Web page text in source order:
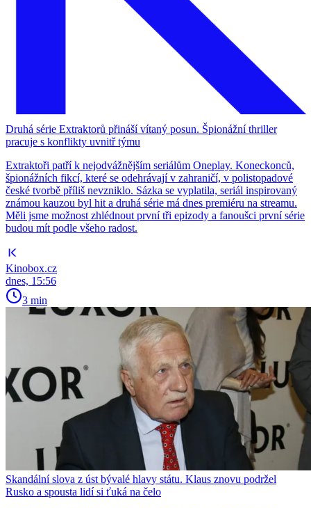
Druhá série Extraktorů přináší vítaný posun. Špionážní thriller
pracuje s konflikty uvnitř týmu
Extraktoři patří k nejodvážnějším seriálům Oneplay. Koneckonců,
špionážních fikcí, které se odehrávají v zahraničí, v polistopadové
české tvorbě příliš nevzniklo. Sázka se vyplatila, seriál inspirovaný
známou kauzou byl hit a druhá série má dnes premiéru na streamu.
Měli jsme možnost zhlédnout první tři epizody a fanoušci první série
budou mít podle všeho radost.
Kinobox.cz
dnes, 15:56
3 min
Skandální slova z úst bývalé hlavy státu. Klaus znovu podržel
Rusko a spousta lidí si ťuká na čelo